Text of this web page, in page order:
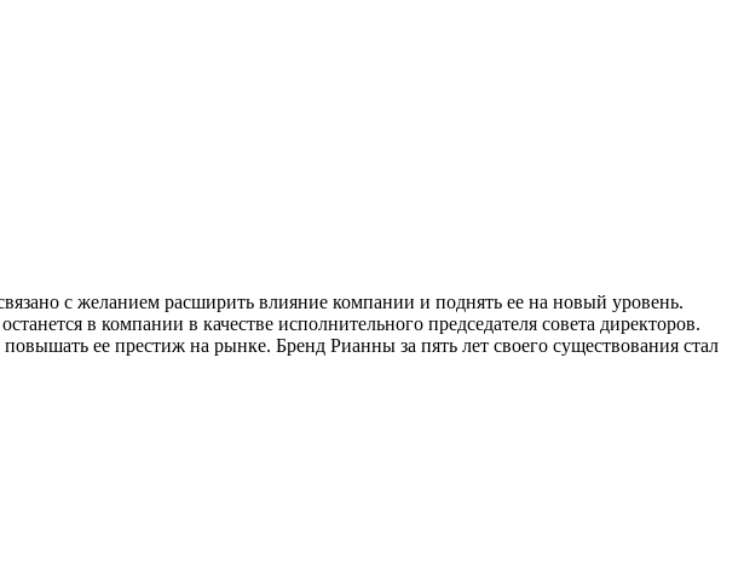
с желанием расширить влияние компании и поднять ее на новый уровень.
в компании в качестве исполнительного председателя совета директоров.
ее престиж на рынке. Бренд Рианны за пять лет своего существования стал